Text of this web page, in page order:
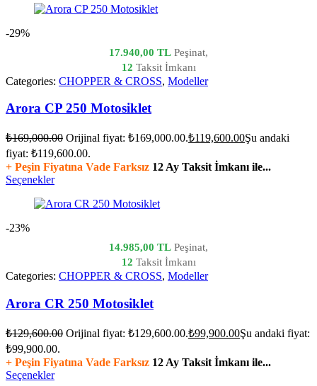
-29%
17.940,00 TL Peşinat,
12 Taksit İmkanı
Categories: CHOPPER & CROSS, Modeller
Arora CP 250 Motosiklet
₺169,000.00 Orijinal fiyat: ₺169,000.00.₺119,600.00Şu andaki
fiyat: ₺119,600.00.
+ Peşin Fiyatına Vade Farksız 12 Ay Taksit İmkanı ile...
Seçenekler
-23%
14.985,00 TL Peşinat,
12 Taksit İmkanı
Categories: CHOPPER & CROSS, Modeller
Arora CR 250 Motosiklet
₺129,600.00 Orijinal fiyat: ₺129,600.00.₺99,900.00Şu andaki fiyat:
₺99,900.00.
+ Peşin Fiyatına Vade Farksız 12 Ay Taksit İmkanı ile...
Seçenekler